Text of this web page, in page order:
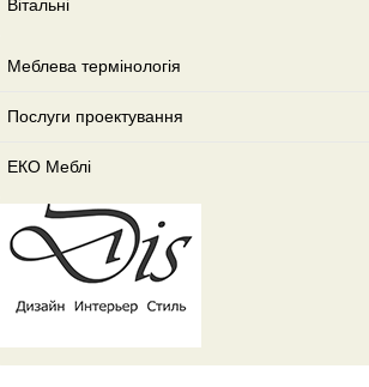
Вітальні
Меблева термінологія
Послуги проектування
ЕКО Меблі